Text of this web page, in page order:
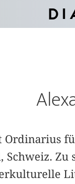
Ordinarius
Schweiz.